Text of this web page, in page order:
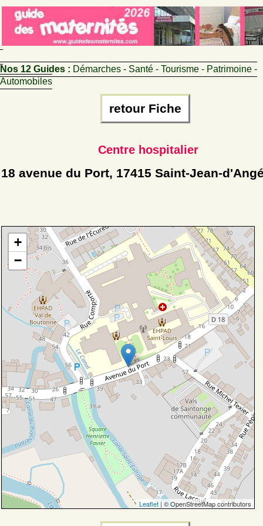
Nos 12 Guides : Démarches - Santé - Tourisme - Patrimoine -
Automobiles
retour Fiche
Centre hospitalier
18 avenue du Port, 17415 Saint-Jean-
+
−
Leaflet | © OpenStreetMap contributors